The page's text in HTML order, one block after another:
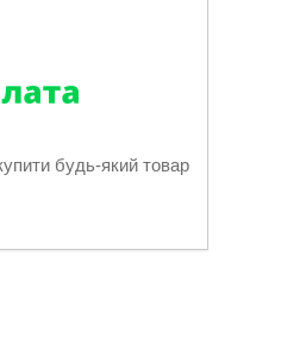
будь-який товар